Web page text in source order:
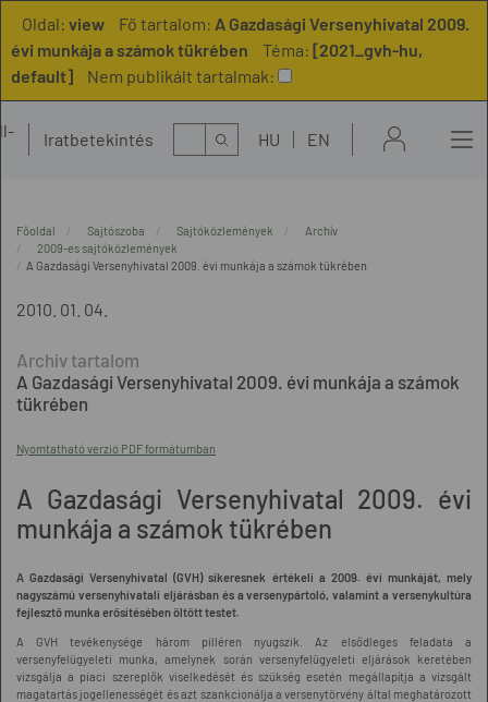
Oldal: view Fő tartalom: A Gazdasági Versenyhivatal 2009.
évi munkája a számok tükrében
Téma: [2021_gvh-hu,
default]
Nem publikált tartalmak:
Iratbetekintés Kereső HU EN
Főoldal Sajtószoba Sajtóközlemények
Archív
2009-es sajtóközlemények
A Gazdasági Versenyhivatal 2009. évi munkája a számok tükrében
2010. 01. 04.
A Gazdasági Versenyhivatal 2009. évi munkája a számok
tükrében
Nyomtatható verzió PDF formátumban
A Gazdasági Versenyhivatal 2009. évi
munkája a számok tükrében
A Gazdasági Versenyhivatal (GVH) sikeresnek értékeli a 2009. évi munkáját, mely
nagyszámú versenyhivatali eljárásban és a versenypártoló, valamint a versenykultúra
fejlesztő munka erősítésében öltött testet.
A GVH tevékenysége három pilléren nyugszik. Az elsődleges feladata a
versenyfelügyeleti munka, amelynek során versenyfelügyeleti eljárások keretében
vizsgálja a piaci szereplők viselkedését és szükség esetén megállapítja a vizsgált
magatartás jogellenességét és azt szankcionálja a versenytörvény által meghatározott